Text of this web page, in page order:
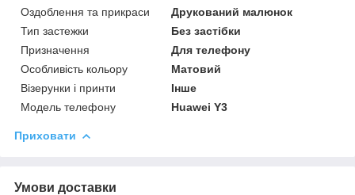
Оздоблення та прикраси
Друкований малюнок
Тип застежки
Без застібки
Призначення
Для телефону
Особливість кольору
Матовий
Візерунки і принти
Інше
Модель телефону
Huawei Y3
Приховати
Умови доставки